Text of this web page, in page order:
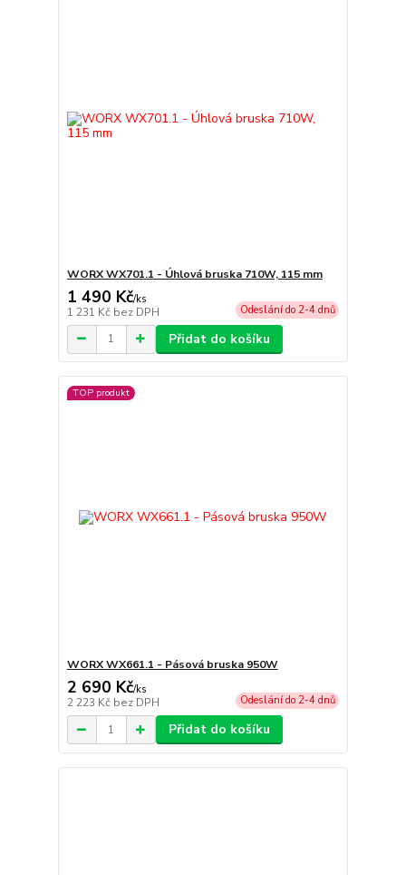
WORX WX701.1 - Úhlová bruska 710W, 115 mm
1 490 Kč/ks
1 231 Kč bez DPH Odeslání do 2-4 dnů
Přidat do košíku
TOP produkt
WORX WX661.1 - Pásová bruska 950W
2 690 Kč/ks
2 223 Kč bez DPH Odeslání do 2-4 dnů
Přidat do košíku